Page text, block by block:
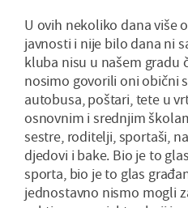
U ovih nekoliko dana više
javnosti i nije bilo dana ni
kluba nisu u našem gradu
nosimo govorili oni obični
autobusa, poštari, tete u
osnovnim i srednjim
sestre, roditelji, sportaši,
djedovi i bake. Bio je to
sporta, bio je to glas
jednostavno nismo mogli